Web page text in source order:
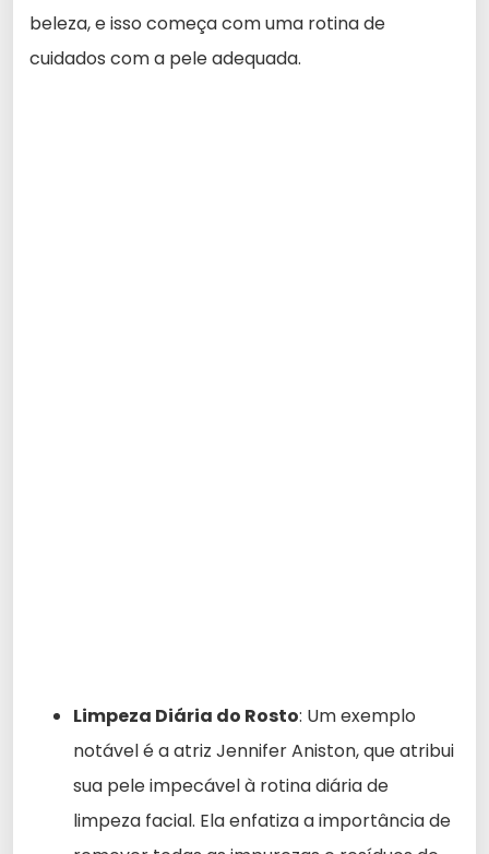
beleza, e isso começa com uma rotina de
cuidados com a pele adequada.
Limpeza Diária do Rosto: Um exemplo
notável é a atriz Jennifer Aniston, que atribui
sua pele impecável à rotina diária de
limpeza facial. Ela enfatiza a importância de